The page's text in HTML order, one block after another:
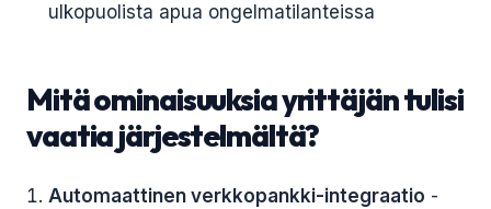
ulkopuolista apua ongelmatilanteissa
Mitä ominaisuuksia yrittäjän tulisi
vaatia järjestelmältä?
Automaattinen verkkopankki-integraatio -